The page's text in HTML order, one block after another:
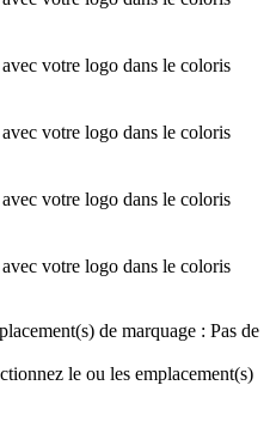
de marquage : Pas de
le ou les emplacement(s)